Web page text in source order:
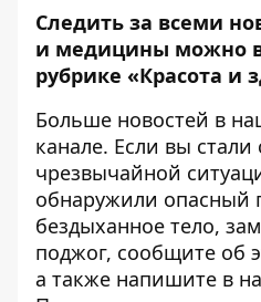
Следить за всеми
и медицины можно
рубрике «Красота и
Больше новостей в
канале. Если вы стали
чрезвычайной
обнаружили опасный
бездыханное тело,
поджог, сообщите об
а также напишите в